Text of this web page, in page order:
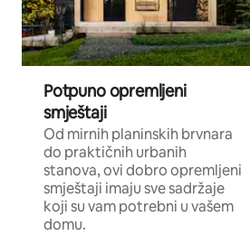
Potpuno opremljeni
smještaji
Od mirnih planinskih brvnara
do praktičnih urbanih
stanova, ovi dobro opremljeni
smještaji imaju sve sadržaje
koji su vam potrebni u vašem
domu.